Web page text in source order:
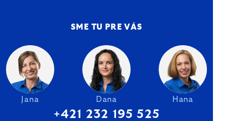
SME TU PRE VÁS
Jana Dana Hana
+421 232 195 525